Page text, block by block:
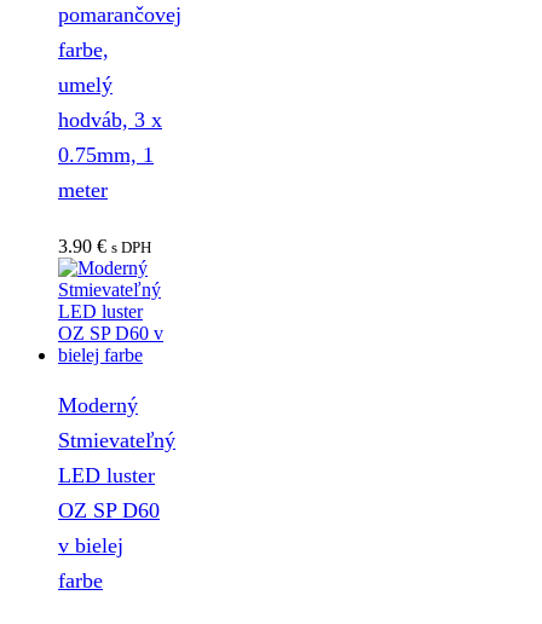
pomarančovej
farbe,
umelý
hodváb, 3 x
0.75mm, 1
meter
3.90 € s DPH
Moderný
Stmievateľný
LED luster
OZ SP D60
v bielej
farbe